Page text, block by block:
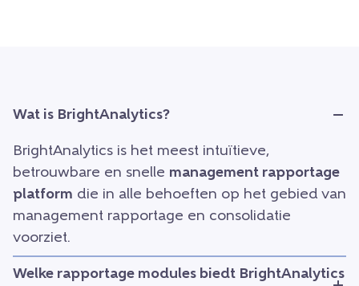
Wat is BrightAnalytics?
BrightAnalytics is het meest intuïtieve,
betrouwbare en snelle management rapportage
platform die in alle behoeften op het gebied van
management rapportage en consolidatie
voorziet.
Welke rapportage modules biedt BrightAnalytics